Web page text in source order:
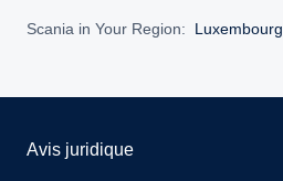
Scania in Your Region: Luxembourg
Avis juridique